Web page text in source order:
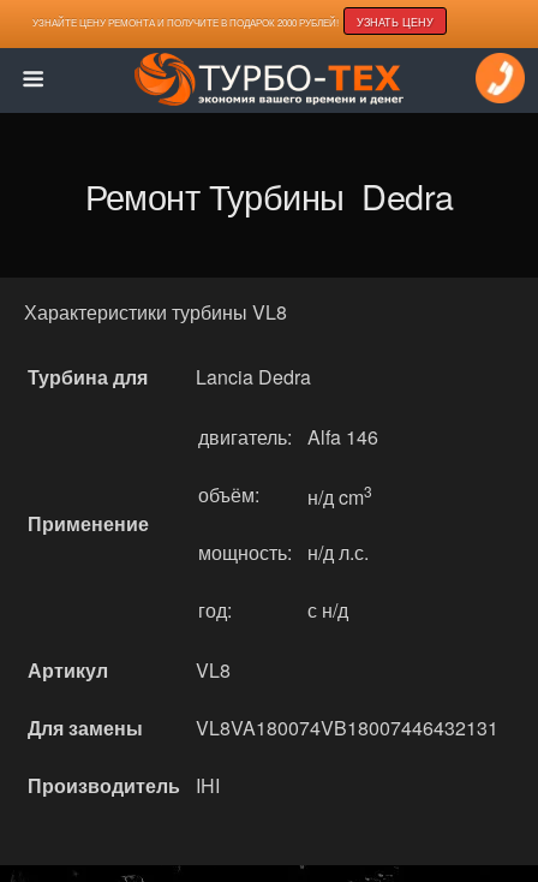
УЗНАЙТЕ ЦЕНУ РЕМОНТА И ПОЛУЧИТЕ В ПОДАРОК 2000 РУБЛЕЙ! УЗНАТЬ ЦЕНУ
Ремонт Турбины Dedra
Характеристики турбины VL8
Турбина для Lancia Dedra
Применение
двигатель: Alfa 146
объём: н/д cm3
мощность: н/д л.с.
год: с н/д
Артикул VL8
Для замены VL8VA180074VB18007446432131
Производитель IHI